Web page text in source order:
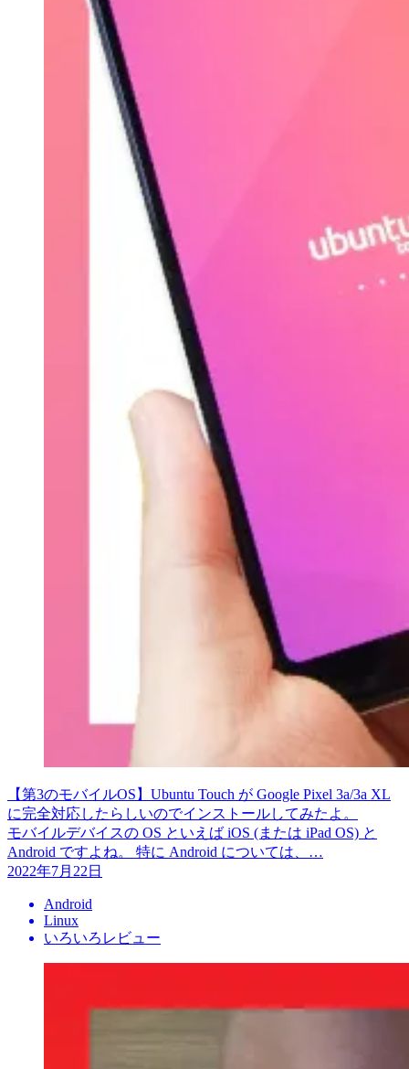
【第3のモバイルOS】Ubuntu Touch が Google Pixel 3a/3a XL
に完全対応したらしいのでインストールしてみたよ。
モバイルデバイスの OS といえば iOS (または iPad OS) と
Android ですよね。 特に Android については、…
2022年7月22日
Android
Linux
いろいろレビュー